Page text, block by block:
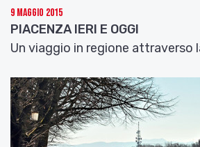
dell’Umanità.
Ma diamo la parola a Vera Priori
Emilia Romagna del Nord-Est,
delle 12 associazioni di
Brasile. Vera ci racconta la città
dalla storia della sua famiglia,
un paese in provincia di Bologna.
9 Maggio 2015
PIACENZA IERI E OGGI
Un viaggio in regione attraverso